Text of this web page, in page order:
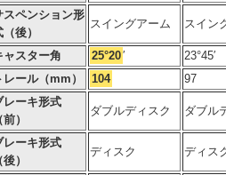
スペンション形
後）
スイングアーム スイン
ャスター角 25°20′
23°45′
レール（mm）
104
97
レーキ形式
前）
ダブルディスク ダブル
レーキ形式
後）
ディスク ディス